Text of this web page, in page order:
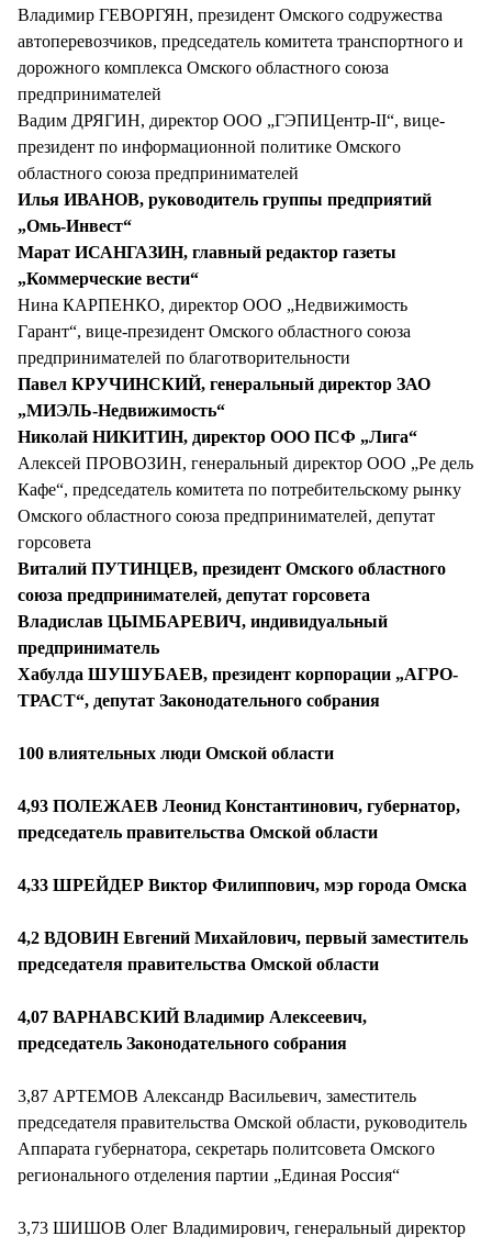
Владимир ГЕВОРГЯН, президент Омского содружества
автоперевозчиков, председатель комитета транспортного и
дорожного комплекса Омского областного союза
предпринимателей
Вадим ДРЯГИН, директор ООО „ГЭПИЦентр-II“, вице-
президент по информационной политике Омского
областного союза предпринимателей
Илья ИВАНОВ, руководитель группы предприятий
„Омь-Инвест“
Марат ИСАНГАЗИН, главный редактор газеты
„Коммерческие вести“
Нина КАРПЕНКО, директор ООО „Недвижимость
Гарант“, вице-президент Омского областного союза
предпринимателей по благотворительности
Павел КРУЧИНСКИЙ, генеральный директор ЗАО
„МИЭЛЬ-Недвижимость“
Николай НИКИТИН, директор ООО ПСФ „Лига“
Алексей ПРОВОЗИН, генеральный директор ООО „Ре дель
Кафе“, председатель комитета по потребительскому рынку
Омского областного союза предпринимателей, депутат
горсовета
Виталий ПУТИНЦЕВ, президент Омского областного
союза предпринимателей, депутат горсовета
Владислав ЦЫМБАРЕВИЧ, индивидуальный
предприниматель
Хабулда ШУШУБАЕВ, президент корпорации „АГРО-
ТРАСТ“, депутат Законодательного собрания
100 влиятельных люди Омской области
4,93 ПОЛЕЖАЕВ Леонид Константинович, губернатор,
председатель правительства Омской области
4,33 ШРЕЙДЕР Виктор Филиппович, мэр города Омска
4,2 ВДОВИН Евгений Михайлович, первый заместитель
председателя правительства Омской области
4,07 ВАРНАВСКИЙ Владимир Алексеевич,
председатель Законодательного собрания
3,87 АРТЕМОВ Александр Васильевич, заместитель
председателя правительства Омской области, руководитель
Аппарата губернатора, секретарь политсовета Омского
регионального отделения партии „Единая Россия“
3,73 ШИШОВ Олег Владимирович, генеральный директор